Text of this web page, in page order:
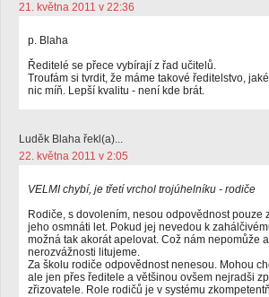
21. května 2011 v 22:36
p. Blaha
Ředitelé se přece vybírají z řad učitelů.
Troufám si tvrdit, že máme takové ředitelstvo,
nic míň. Lepší kvalitu - není kde brát.
Luděk Blaha řekl(a)...
22. května 2011 v 2:05
VELMI chybí, je třetí vrchol trojúhelníku - rodiče
Rodiče, s dovolením, nesou odpovědnost pouze
jeho osmnáti let. Pokud jej nevedou k
možná tak akorát apelovat. Což nám nepomůže
nerozvážnosti litujeme.
Za školu rodiče odpovědnost nenesou. Mohou
ale jen přes ředitele a většinou ovšem nejradši
zřizovatele. Role rodičů je v systému